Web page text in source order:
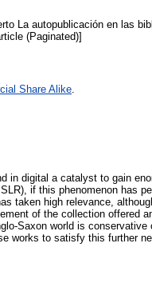
La autopublicación en las
(Paginated)]
Share Alike
in digital a catalyst to gain
if this phenomenon has
taken high relevance,
of the collection offered
Saxon world is conservative
works to satisfy this further